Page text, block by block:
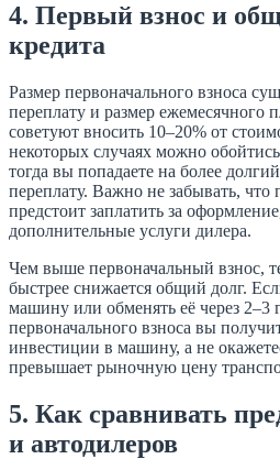
4. Первый взнос и
кредита
Размер первоначального взноса
переплату и размер ежемесячного
советуют вносить 10–20% от
некоторых случаях можно
тогда вы попадаете на более
переплату. Важно не забывать, что
предстоит заплатить за
дополнительные услуги дилера.
Чем выше первоначальный взнос,
быстрее снижается общий долг.
машину или обменять её через 2–3
первоначального взноса вы
инвестиции в машину, а не
превышает рыночную цену
5. Как сравнивать
и автодилеров